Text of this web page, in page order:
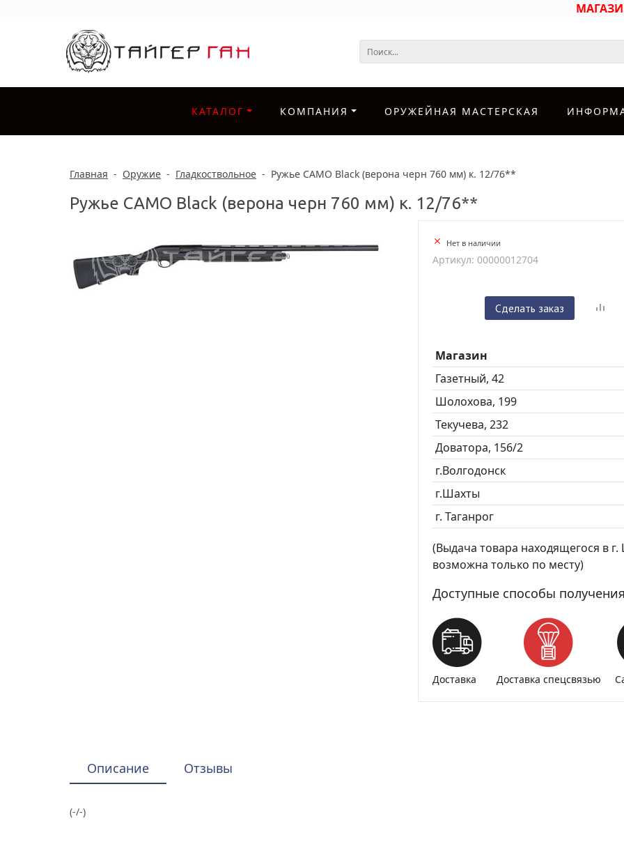
КАТАЛОГ КОМПАНИЯ ОРУЖЕЙНАЯ МАСТЕРСКАЯ
Главная - Оружие - Гладкоствольное - Ружье CAMO Black (верона черн 760 мм) к. 12/76**
Ружье CAMO Black (верона черн 760 мм) к. 12/76**
Нет в наличии
Артикул: 00000012704
Сделать заказ
Магазин
Газетный, 42
Шолохова, 199
Текучева, 232
Доватора, 156/2
г.Волгодонск
г.Шахты
г. Таганрог
(Выдача товара находящегося в г.
возможна только по месту)
Доступные способы
Доставка Доставка спецсвязью
Описание Отзывы
(-/-)